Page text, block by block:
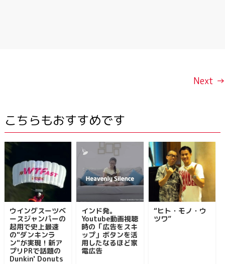
Next →
こちらもおすすめです
ウイングスーツベ
ースジャンパーの
起用で史上最速
の"ダンキンラ
ン"が実現！新ア
プリPRで話題の
Dunkin' Donuts
インド発。
Youtube動画視聴
時の「広告をスキ
ップ」ボタンを活
用したなるほど家
電広告
“ヒト・モノ・ウ
ツワ”